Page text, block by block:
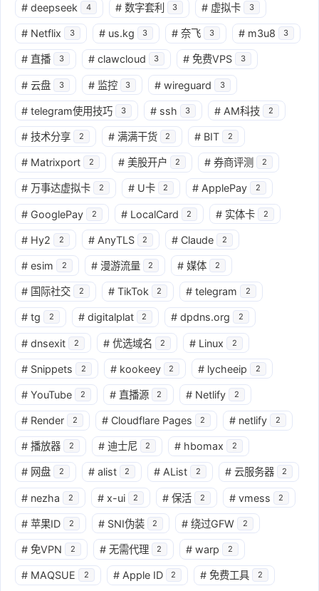
# deepseek 4 # 数字套利 3 # 虚拟卡 3
# Netflix 3 # us.kg 3 # 奈飞 3 # m3u8 3
# 直播 3 # clawcloud 3 # 免费VPS 3
# 云盘 3 # 监控 3 # wireguard 3
# telegram使用技巧 3 # ssh 3 # AM科技 2
# 技术分享 2 # 满满干货 2 # BIT 2
# Matrixport 2 # 美股开户 2 # 券商评测 2
# 万事达虚拟卡 2 # U卡 2 # ApplePay 2
# GooglePay 2 # LocalCard 2 # 实体卡 2
# Hy2 2 # AnyTLS 2 # Claude 2
# esim 2 # 漫游流量 2 # 媒体 2
# 国际社交 2 # TikTok 2 # telegram 2
# tg 2 # digitalplat 2 # dpdns.org 2
# dnsexit 2 # 优选域名 2 # Linux 2
# Snippets 2 # kookeey 2 # lycheeip 2
# YouTube 2 # 直播源 2 # Netlify 2
# Render 2 # Cloudflare Pages 2 # netlify 2
# 播放器 2 # 迪士尼 2 # hbomax 2
# 网盘 2 # alist 2 # AList 2 # 云服务器 2
# nezha 2 # x-ui 2 # 保活 2 # vmess 2
# 苹果ID 2 # SNI伪装 2 # 绕过GFW 2
# 免VPN 2 # 无需代理 2 # warp 2
# MAQSUE 2 # Apple ID 2 # 免费工具 2